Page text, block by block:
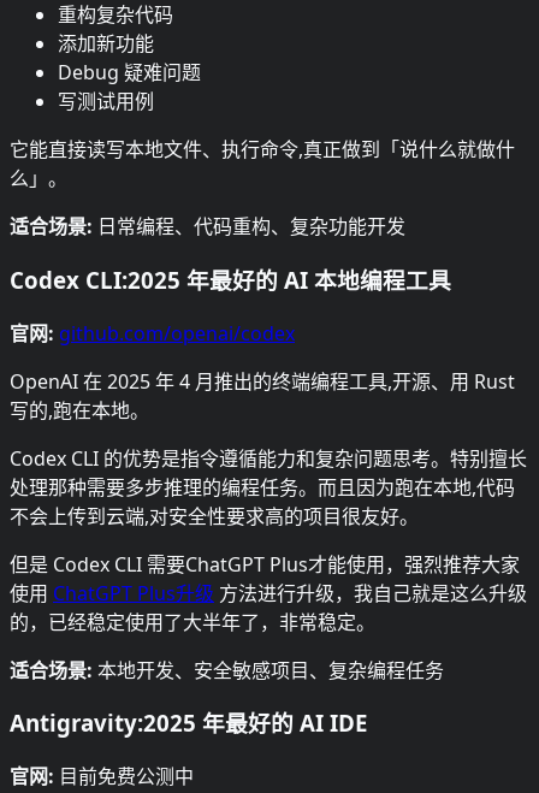
重构复杂代码
添加新功能
Debug 疑难问题
写测试用例
它能直接读写本地文件、执行命令,真正做到「说什么就做什
么」。
适合场景: 日常编程、代码重构、复杂功能开发
Codex CLI:2025 年最好的 AI 本地编程工具
官网: github.com/openai/codex
OpenAI 在 2025 年 4 月推出的终端编程工具,开源、用 Rust
写的,跑在本地。
Codex CLI 的优势是指令遵循能力和复杂问题思考。特别擅长
处理那种需要多步推理的编程任务。而且因为跑在本地,代码
不会上传到云端,对安全性要求高的项目很友好。
但是 Codex CLI 需要ChatGPT Plus才能使用，强烈推荐大家
使用 ChatGPT Plus升级 方法进行升级，我自己就是这么升级
的，已经稳定使用了大半年了，非常稳定。
适合场景: 本地开发、安全敏感项目、复杂编程任务
Antigravity:2025 年最好的 AI IDE
官网: 目前免费公测中